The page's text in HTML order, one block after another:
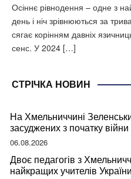
Осіннє рівнодення – одне з
день і ніч зрівнюються за
сягає корінням давніх
сенс. У 2024 […]
СТРІЧКА НОВИН
На Хмельниччині
засуджених з початку війни
06.08.2026
Двоє педагогів з
найкращих учителів України